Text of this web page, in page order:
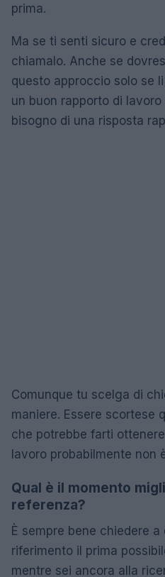
prima.
Ma se ti senti sicuro e
chiamalo. Anche se
questo approccio solo se
un buon rapporto di
bisogno di una risposta
Comunque tu scelga di
maniere. Essere scortese
che potrebbe farti
lavoro probabilmente non
Qual è il momento
referenza?
È sempre bene chiedere
riferimento il prima
mentre sei ancora alla